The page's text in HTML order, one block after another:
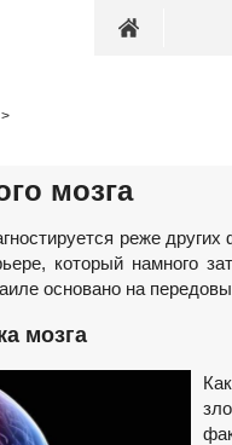
>
мозга
реже
который намного
основано на
мозга